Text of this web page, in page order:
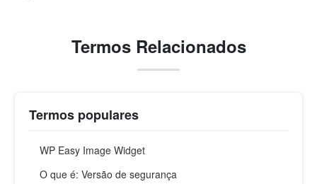
Termos Relacionados
Termos populares
WP Easy Image Widget
O que é: Versão de segurança